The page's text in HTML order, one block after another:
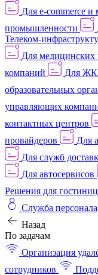
Для e-commerce и
промышленности
Телеком-
Для медицинских
компаний
Для
образовательных
управляющих
контактных центров
провайдеров
Для
Для служб
Для автосервисов
Решения для
Служба персонала
Назад
По задачам
Организация
сотрудников